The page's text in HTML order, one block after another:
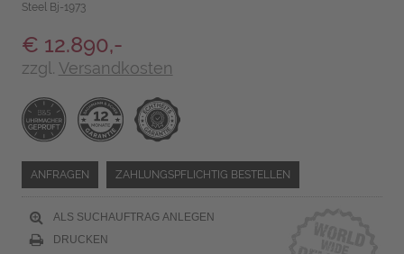
Steel Bj-1973
€ 12.890,-
zzgl. Versandkosten
ANFRAGEN ZAHLUNGSPFLICHTIG BESTELLEN
ALS SUCHAUFTRAG ANLEGEN
DRUCKEN